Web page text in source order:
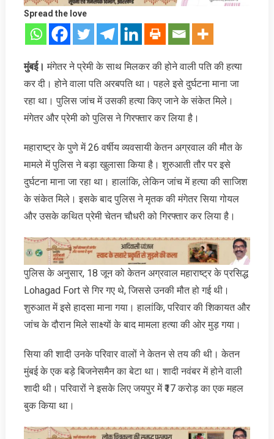
Spread the love
मुंबई। मंगेतर ने प्रेमी के साथ मिलकर की होने वाली पति की हत्‍या
कर दी। होने वाला पत‍ि अरबपत‍ि था। पहले इसे दुर्घटना माना जा
रहा था। पुलिस जांच में उसकी हत्‍या किए जाने के संकेत मिले।
मंगेतर और प्रेमी को पुलिस ने गिरफ्तार कर लिया है।
महाराष्ट्र के पुणे में 26 वर्षीय व्यवसायी केतन अग्रवाल की मौत के
मामले में पुलिस ने बड़ा खुलासा किया है। शुरुआती तौर पर इसे
दुर्घटना माना जा रहा था। हालांकि, लेकिन जांच में हत्या की साजिश
के संकेत मिले। इसके बाद पुलिस ने मृतक की मंगेतर सिया गोयल
और उसके कथित प्रेमी चेतन चौधरी को गिरफ्तार कर लिया है।
पुलिस के अनुसार, 18 जून को केतन अग्रवाल महाराष्ट्र के प्रसिद्ध
Lohagad Fort से गिर गए थे, जिससे उनकी मौत हो गई थी।
शुरुआत में इसे हादसा माना गया। हालांकि, परिवार की शिकायत और
जांच के दौरान मिले साक्ष्यों के बाद मामला हत्या की ओर मुड़ गया।
सिया की शादी उनके परिवार वालों ने केतन से तय की थी। केतन
मुंबई के एक बड़े बिजनेसमैन का बेटा था। शादी नवंबर में होने वाली
शादी थी। परिवारों ने इसके लिए जयपुर में ₹17 करोड़ का एक महल
बुक किया था।